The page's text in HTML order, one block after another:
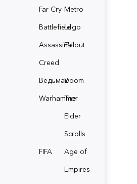
Far Cry Metro
BattlefieldLego
Assassin's
Creed
Fallout
ВедьмакDoom
Warhammer
The
Elder
Scrolls
FIFA
Age of
Empires